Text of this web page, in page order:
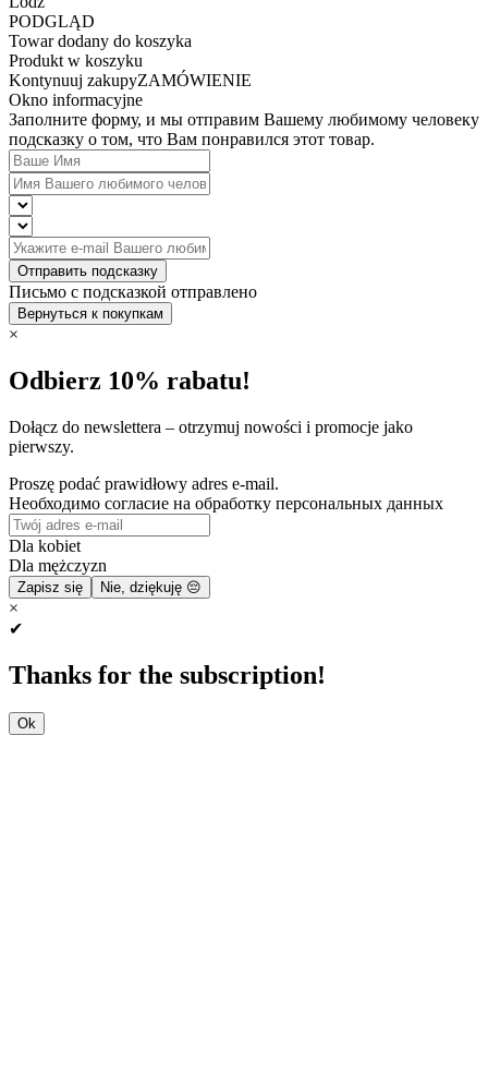
PODGLĄD
Towar dodany do koszyka
Produkt w koszyku
Kontynuuj zakupyZAMÓWIENIE
Okno informacyjne
Заполните форму, и мы отправим Вашему любимому человеку
подсказку о том, что Вам понравился этот товар.
Отправить подсказку
Письмо с подсказкой отправлено
Вернуться к покупкам
×
Odbierz 10% rabatu!
Dołącz do newslettera – otrzymuj nowości i promocje jako
pierwszy.
Proszę podać prawidłowy adres e-mail.
Необходимо согласие на обработку персональных данных
Dla kobiet
Dla mężczyzn
Zapisz się Nie, dziękuję 😔
×
✔
Thanks for the subscription!
Ok